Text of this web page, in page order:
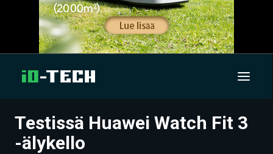
UUTISET
Testissä Huawei Watch Fit 3
-älykello